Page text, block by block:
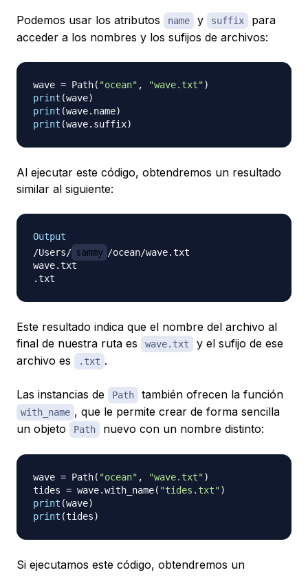
Podemos usar los atributos name y suffix
para
acceder a los nombres y los sufijos de archivos:
wave = Path( "ocean" , "wave.txt")
print (wave)
print (wave. name)
print (wave. suffix)
Al ejecutar este código, obtendremos un resultado
similar al siguiente:
Output
/Users/ sammy /ocean/wave.txt
wave.txt
Este resultado indica que el nombre del archivo al
final de nuestra ruta es
wave.txt
y el sufijo de ese
archivo es
.txt .
Las instancias de Path también ofrecen la función
with_name , que le permite crear de forma sencilla
un objeto
Path nuevo con un nombre distinto:
wave = Path( "ocean" , "wave.txt")
tides = wave.with_name( "tides.txt")
print (wave)
print (tides)
Si ejecutamos este código, obtendremos un